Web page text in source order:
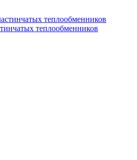
теплообменников